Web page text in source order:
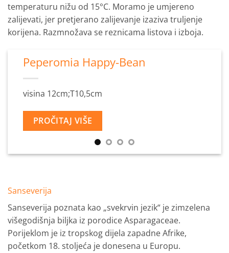
temperaturu nižu od 15°C. Moramo je umjereno
zalijevati, jer pretjerano zalijevanje izaziva truljenje
korijena. Razmnožava se reznicama listova i izboja.
Peperomia Happy-Bean
visina 12cm;T10,5cm
PROČITAJ VIŠE
Sanseverija
Sanseverija poznata kao „svekrvin jezik“ je zimzelena
višegodišnja biljka iz porodice Asparagaceae.
Porijeklom je iz tropskog dijela zapadne Afrike,
početkom 18. stoljeća je donesena u Europu.